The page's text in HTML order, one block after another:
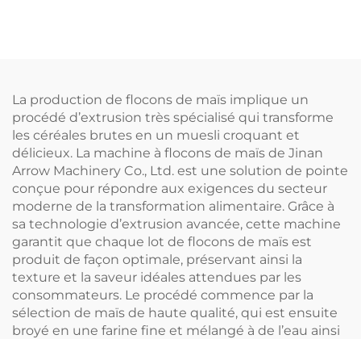
La production de flocons de maïs implique un
procédé d’extrusion très spécialisé qui transforme
les céréales brutes en un muesli croquant et
délicieux. La machine à flocons de maïs de Jinan
Arrow Machinery Co., Ltd. est une solution de pointe
conçue pour répondre aux exigences du secteur
moderne de la transformation alimentaire. Grâce à
sa technologie d’extrusion avancée, cette machine
garantit que chaque lot de flocons de maïs est
produit de façon optimale, préservant ainsi la
texture et la saveur idéales attendues par les
consommateurs. Le procédé commence par la
sélection de maïs de haute qualité, qui est ensuite
broyé en une farine fine et mélangé à de l’eau ainsi